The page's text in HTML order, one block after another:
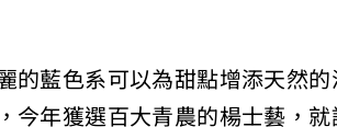
的藍色系可以為甜點增添天然